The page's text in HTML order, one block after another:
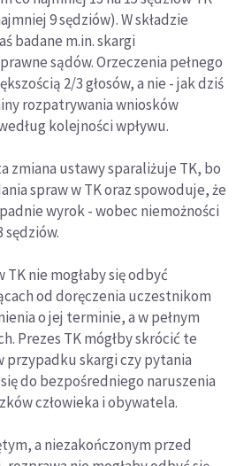
9 sędziów). W składzie
badane m.in. skargi
sądów. Orzeczenia pełnego
2/3 głosów, a nie - jak dziś
rozpatrywania wniosków
kolejności wpływu.
zmiana ustawy sparaliżuje TK, bo
spraw w TK oraz spowoduje, że
wyrok - wobec niemożności
sędziów.
TK nie mogłaby się odbyć
od doręczenia uczestnikom
o jej terminie, a w pełnym
Prezes TK mógłby skrócić te
przypadku skargi czy pytania
do bezpośredniego naruszenia
człowieka i obywatela.
a niezakończonym przed